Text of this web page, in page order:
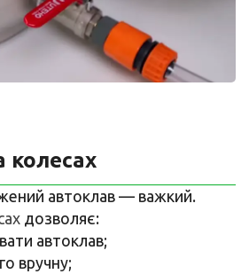
колесах
автоклав — важкий.
дозволяє:
автоклав;
вручну;